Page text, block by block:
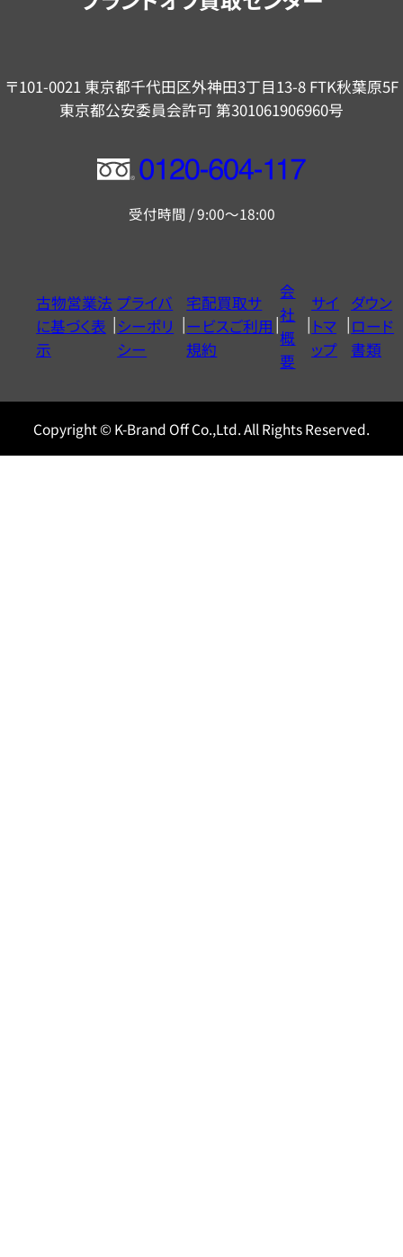
〒101-0021 東京都千代田区外神田3丁目13-8 FTK秋葉原5F
東京都公安委員会許可 第301061906960号
フ
ー
ヤ
ル
0120604117
受付時間 / 9:00～18:00
古物営業法
に基づく表
示
プライバ
シーポリ
シー
宅配買取サ
ービスご利用
規約
会
社
概
要
サイ
トマ
ップ
ダウン
ロード
書類
Copyright © K-Brand Off Co.,Ltd. All Rights Reserved.